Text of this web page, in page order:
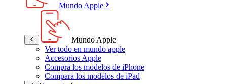
Mundo Apple
Mundo Apple
Ver todo en mundo apple
Accesorios Apple
Compra los modelos de iPhone
Compara los modelos de iPad